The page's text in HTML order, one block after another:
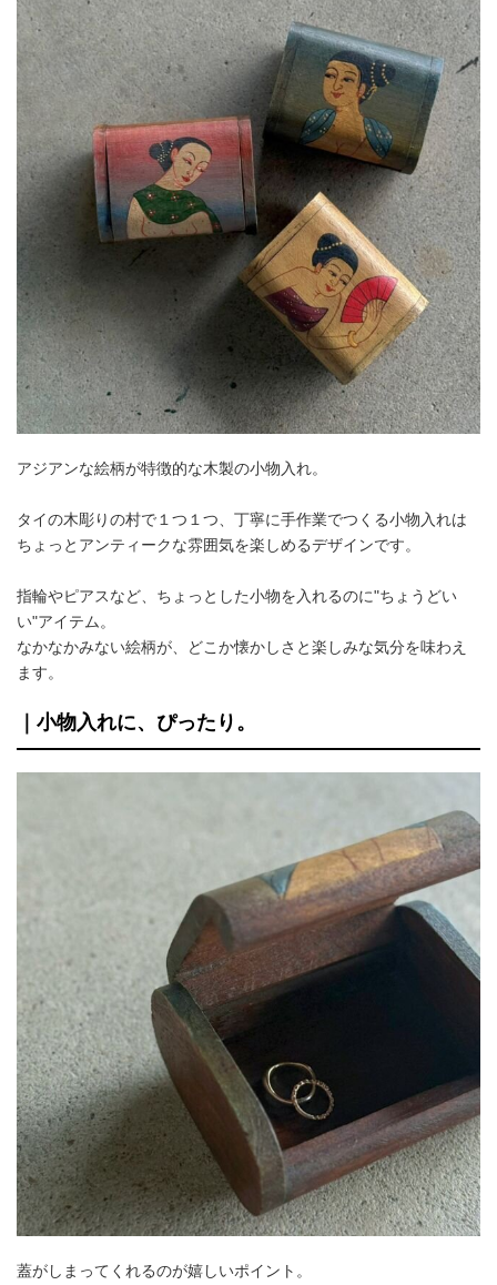
アジアンな絵柄が特徴的な木製の小物入れ。
タイの木彫りの村で１つ１つ、丁寧に手作業でつくる小物入れは
ちょっとアンティークな雰囲気を楽しめるデザインです。
指輪やピアスなど、ちょっとした小物を入れるのに"ちょうどい
い"アイテム。
なかなかみない絵柄が、どこか懐かしさと楽しみな気分を味わえ
ます。
｜小物入れに、ぴったり。
蓋がしまってくれるのが嬉しいポイント。